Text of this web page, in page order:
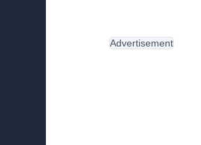
Advertisement